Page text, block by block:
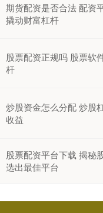
期货配资是否合法 配资
撬动财富杠杆
股票配资正规吗 股票软
杆
炒股资金怎么分配 炒股
收益
股票配资平台下载 揭秘
选出最佳平台